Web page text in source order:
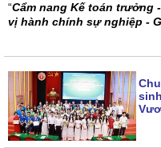
“Cẩm nang Kế toán trưởng
vị hành chính sự nghiệp -